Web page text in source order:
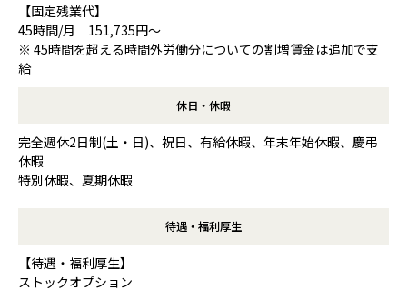
【固定残業代】
45時間/月 151,735円～
※ 45時間を超える時間外労働分についての割増賃金は追加で支
給
休日・休暇
完全週休2日制(土・日)、祝日、有給休暇、年末年始休暇、慶弔
休暇
特別休暇、夏期休暇
待遇・福利厚生
【待遇・福利厚生】
ストックオプション